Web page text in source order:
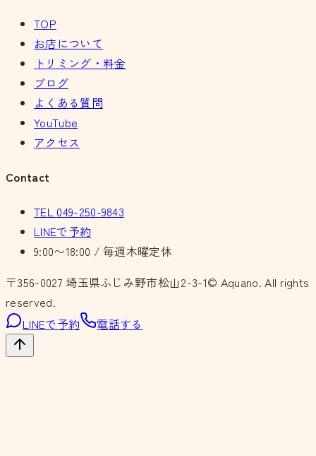
TOP
お店について
トリミング・料金
ブログ
よくある質問
YouTube
アクセス
Contact
TEL 049-250-9843
LINEで予約
9:00〜18:00 / 毎週木曜定休
〒356-0027 埼玉県ふじみ野市松山2-3-1© Aquano. All rights
reserved.
LINEで予約
電話する